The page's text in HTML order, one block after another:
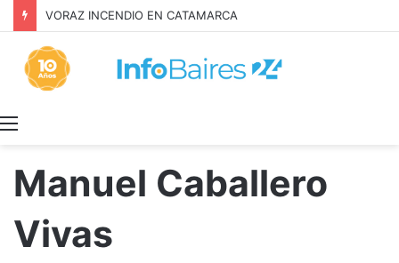
Inquilinos alertan por la Ley de Propiedad Privada
Manuel Caballero
Vivas